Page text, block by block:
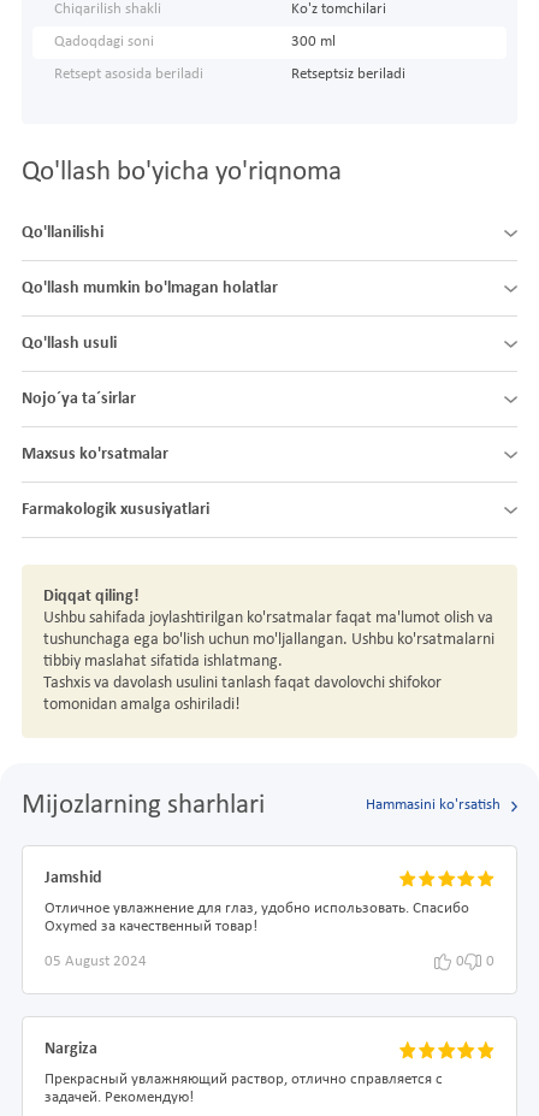
Chiqarilish shakli Ko'z tomchilari
Qadoqdagi soni 300 ml
Retsept asosida beriladi Retseptsiz beriladi
Qo'llash bo'yicha yo'riqnoma
Qo'llanilishi
Qo'llash mumkin bo'lmagan holatlar
Qo'llash usuli
Nojo´ya ta´sirlar
Maxsus ko'rsatmalar
Farmakologik xususiyatlari
Diqqat qiling!
Ushbu sahifada joylashtirilgan ko'rsatmalar faqat ma'lumot olish va
tushunchaga ega bo'lish uchun mo'ljallangan. Ushbu ko'rsatmalarni
tibbiy maslahat sifatida ishlatmang.
Tashxis va davolash usulini tanlash faqat davolovchi shifokor
tomonidan amalga oshiriladi!
Mijozlarning sharhlari Hammasini ko'rsatish
Jamshid
Отличное увлажнение для глаз, удобно использовать. Спасибо
Oxymed за качественный товар!
05 August 2024 0 0
Nargiza
Прекрасный увлажняющий раствор, отлично справляется с
задачей. Рекомендую!